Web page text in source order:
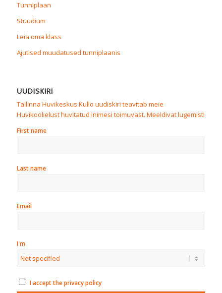
Tunniplaan
Stuudium
Leia oma klass
Ajutised muudatused tunniplaanis
UUDISKIRI
Tallinna Huvikeskus Kullo uudiskiri teavitab meie
Huvikoolielust huvitatud inimesi toimuvast. Meeldivat lugemist!
First name
Last name
Email
I'm
I accept the privacy policy